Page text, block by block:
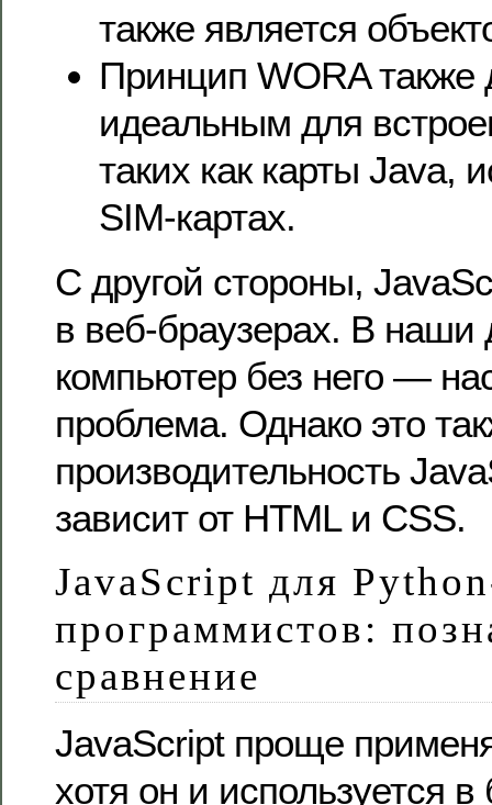
также является
Принцип WORA также
идеальным для
таких как карты Java,
SIM-картах.
С другой стороны,
в веб-браузерах. В наши
компьютер без него —
проблема. Однако это
производительность
зависит от HTML и CSS.
JavaScript для
программистов:
сравнение
JavaScript проще
хотя он и используется в